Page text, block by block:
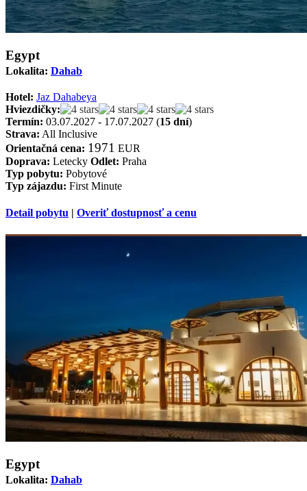
Egypt
Lokalita: Dahab
Hotel: Jaz Dahabeya
Hviezdičky:
Termín: 03.07.2027 - 17.07.2027 (15 dní)
Strava: All Inclusive
Orientačná cena: 1971 EUR
Doprava: Letecky Odlet: Praha
Typ pobytu: Pobytové
Typ zájazdu: First Minute
Detail pobytu | Overiť dostupnosť a cenu
Egypt
Lokalita: Dahab